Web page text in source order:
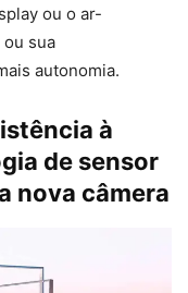
ou o ar-
sua
autonomia.
à
de sensor
nova câmera